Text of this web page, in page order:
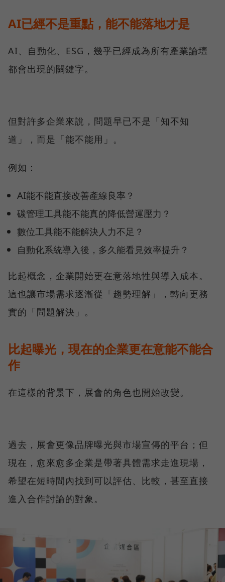
AI已經不是重點，能不能落地才是
AI、自動化、ESG，幾乎已經成為所有產業論壇
都會出現的關鍵字。
但對許多企業來說，問題早已不是「知不知
道」，而是「能不能用」。
例如：
AI能不能直接改善產線良率？
碳管理工具能不能真的降低營運壓力？
數位工具能不能解決人力不足？
自動化系統導入後，多久能看見效率提升？
比起概念，企業開始更在意落地性與導入成本。
這也讓市場需求逐漸從「趨勢理解」，轉向更務
實的「問題解決」。
比起曝光，現在的企業更在意能不能合
作
在這樣的背景下，展會的角色也開始改變。
過去，展會更像品牌曝光與市場宣傳的平台；但
現在，愈來愈多企業是帶著具體需求走進現場，
希望在短時間內找到可以評估、比較，甚至直接
進入合作討論的對象。